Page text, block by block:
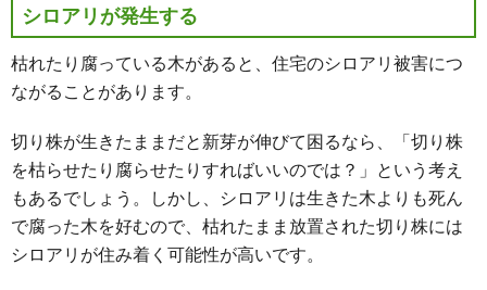
シロアリが発生する
枯れたり腐っている木があると、住宅のシロアリ被害につ
ながることがあります。
切り株が生きたままだと新芽が伸びて困るなら、「切り株
を枯らせたり腐らせたりすればいいのでは？」という考え
もあるでしょう。しかし、シロアリは生きた木よりも死ん
で腐った木を好むので、枯れたまま放置された切り株には
シロアリが住み着く可能性が高いです。